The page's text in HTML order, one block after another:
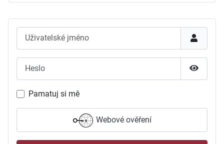
Pamatuj si mě
Webové ověření